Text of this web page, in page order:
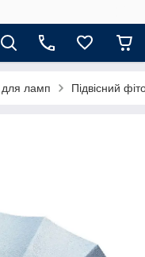
для ламп Підвісний